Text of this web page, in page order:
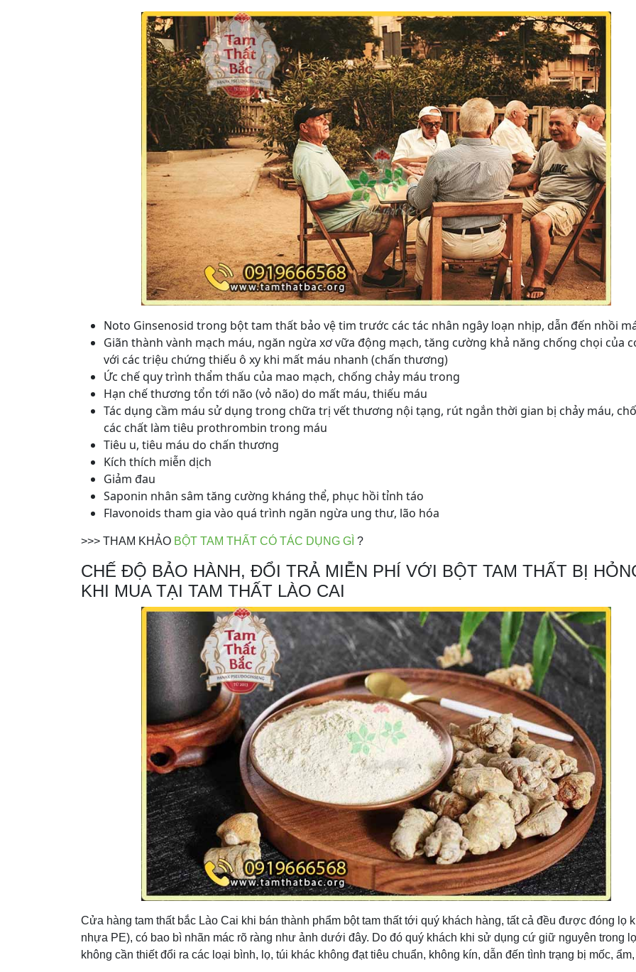
Noto Ginsenosid trong bột tam thất bảo vệ tim trước các tác nhân ngây loạn nhịp, dẫn đến nhồi
Giãn thành vành mạch máu, ngăn ngừa xơ vữa động mạch, tăng cường khả năng chống chọi của
với các triệu chứng thiếu ô xy khi mất máu nhanh (chấn thương)
Ức chế quy trình thẩm thấu của mao mạch, chống chảy máu trong
Hạn chế thương tổn tới não (vỏ não) do mất máu, thiếu máu
Tác dụng cầm máu sử dụng trong chữa trị vết thương nội tạng, rút ngắn thời gian bị chảy máu,
các chất làm tiêu prothrombin trong máu
Tiêu u, tiêu máu do chấn thương
Kích thích miễn dịch
Giảm đau
Saponin nhân sâm tăng cường kháng thể, phục hồi tỉnh táo
Flavonoids tham gia vào quá trình ngăn ngừa ung thư, lão hóa
>>> THAM KHẢO BỘT TAM THẤT CÓ TÁC DỤNG GÌ ?
CHẾ ĐỘ BẢO HÀNH, ĐỔI TRẢ MIỄN PHÍ VỚI BỘT TAM THẤT BỊ
KHI MUA TẠI TAM THẤT LÀO CAI
Cửa hàng tam thất bắc Lào Cai khi bán thành phẩm bột tam thất tới quý khách hàng, tất cả đều được đóng lọ
nhựa PE), có bao bì nhãn mác rõ ràng như ảnh dưới đây. Do đó quý khách khi sử dụng cứ giữ nguyên trong
không cần thiết đổi ra các loại bình, lọ, túi khác không đạt tiêu chuẩn, không kín, dẫn đến tình trạng bị mốc,